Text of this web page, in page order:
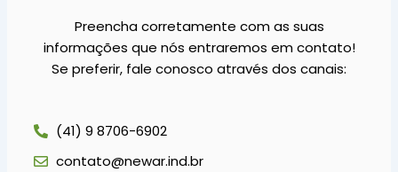
Preencha corretamente com as suas
informações que nós entraremos em contato!
Se preferir, fale conosco através dos canais:
(41) 9 8706-6902
contato@newar.ind.br